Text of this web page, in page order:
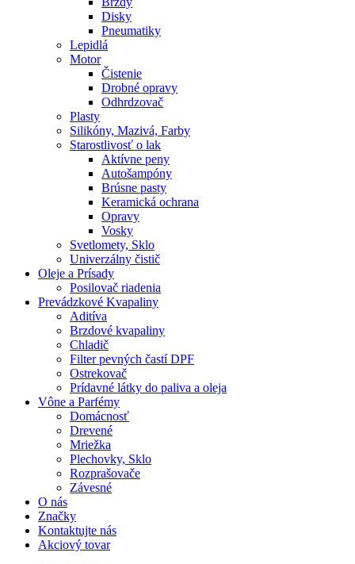
Disky
Pneumatiky
Lepidlá
Motor
Čistenie
Drobné opravy
Odhrdzovač
Plasty
Silikóny, Mazivá, Farby
Starostlivosť o lak
Aktívne peny
Autošampóny
Brúsne pasty
Keramická ochrana
Opravy
Vosky
Svetlomety, Sklo
Univerzálny čistič
Oleje a Prísady
Posilovač riadenia
Prevádzkové Kvapaliny
Aditíva
Brzdové kvapaliny
Chladič
Filter pevných častí DPF
Ostrekovač
Prídavné látky do paliva a oleja
Vône a Parfémy
Domácnosť
Drevené
Mriežka
Plechovky, Sklo
Rozprašovače
Závesné
O nás
Značky
Kontaktujte nás
Akciový tovar